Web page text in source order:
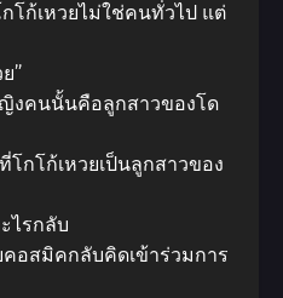
โก้เหวยไม่ใช่คนทั่วไป แต่
”
ญิงคนนั้นคือลูกสาวของโด
โกโก้เหวยเป็นลูกสาวของ
ไรกลับ
อสมิคกลับคิดเข้าร่วมการ